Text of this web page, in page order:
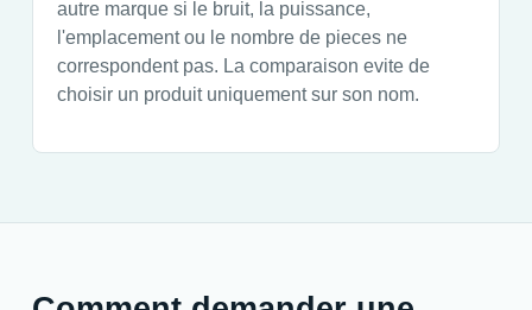
autre marque si le bruit, la puissance,
l'emplacement ou le nombre de pieces ne
correspondent pas. La comparaison evite de
choisir un produit uniquement sur son nom.